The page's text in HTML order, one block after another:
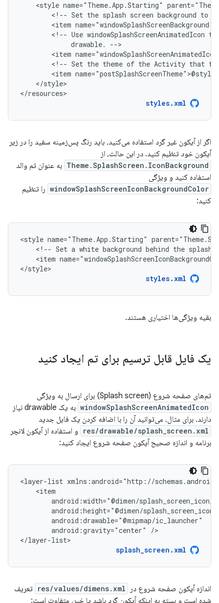
<style name="Theme.App.Starting"
<!-- Set the splash screen background to
<item
<!-- Use windowSplashScreenAnimatedIcon to
drawable.
<item
<!-- Set the theme of the Activity that
<item
</style>
</resources>
styles.xml
اگر از آیکون غیر گرد استفاده می‌کنید، باید رنگ پس‌زمینه سفید را در زیر
آیکون خود تنظیم کنید. در این حالت، از
Theme.SplashScreen.IconBackground به عنوان تم والد
استفاده کنید و ویژگی
windowSplashScreenIconBackgroundColor را تنظیم
کنید:
<style name="Theme.App.Starting"
<!-- Set a white background behind the splash
<item
</style>
styles.xml
بقیه ویژگی‌ها اختیاری هستند.
یک فایل قابل ترسیم برای تم ایجاد کنید
تم‌های صفحه شروع (Splash screen) برای ارسال به ویژگی
windowSplashScreenAnimatedIcon
به یک drawable نیاز
دارند. برای مثال، می‌توانید آن را با اضافه کردن یک فایل جدید
res/drawable/splash_screen.xml
و استفاده از آیکون لانچر
برنامه و اندازه صحیح آیکون صفحه شروع ایجاد کنید:
<layer-list
android:gravity="center"
/>
</layer-list>
splash_screen.xml
اندازه آیکون صفحه شروع در res/values/dimens.xml تعریف
شده است و بسته به اینکه آیکون گرد باشد یا خیر، متفاوت است: